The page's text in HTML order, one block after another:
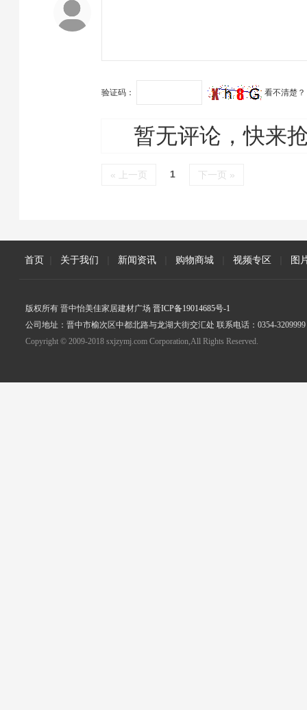
验证码： 看不清楚？
暂无评论，快来
« 上一页 1 下一页 »
首页 关于我们 新闻资讯 购物商城 视频专区 图
版权所有 晋中怡美佳家居建材广场 晋ICP备19014685号-1
公司地址：晋中市榆次区中都北路与龙湖大街交汇处 联系电话：0354-3209999
Copyright © 2009-2018 sxjzymj.com Corporation,All Rights Reserved.